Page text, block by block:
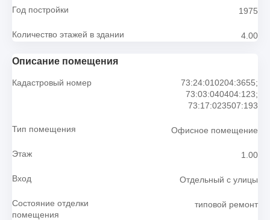
Год постройки 1975
Количество этажей в здании 4.00
Описание помещения
Кадастровый номер
73:24:010204:3655;
73:03:040404:123;
73:17:023507:193
Тип помещения Офисное помещение
Этаж 1.00
Вход Отдельный с улицы
Состояние отделки
помещения
типовой ремонт